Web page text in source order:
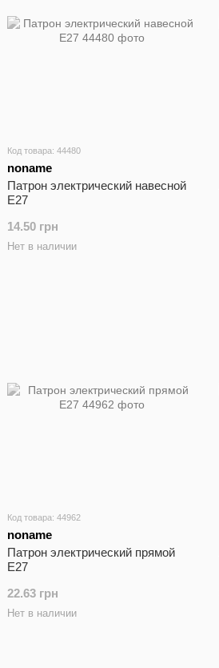
Код товара: 44480
noname
Патрон электрический навесной
E27
14.50 грн
Нет в наличии
Код товара: 44962
noname
Патрон электрический прямой
E27
22.63 грн
Нет в наличии